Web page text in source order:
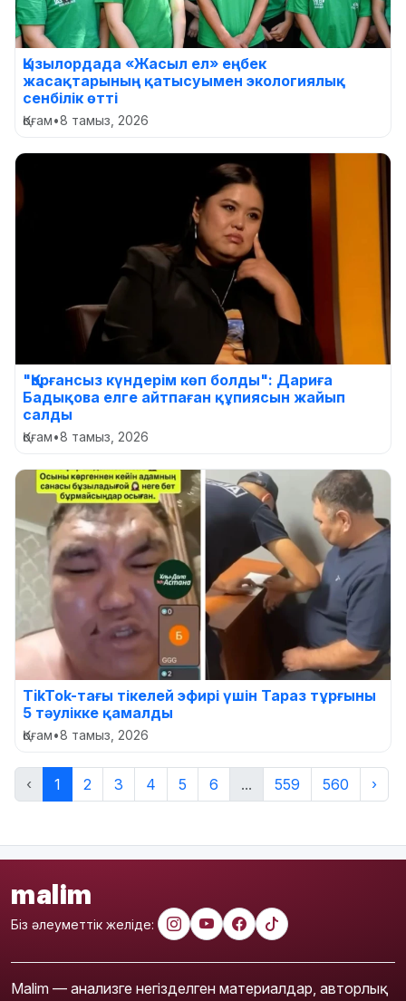
Қызылордада «Жасыл ел» еңбек
жасақтарының қатысуымен экологиялық
сенбілік өтті
Қоғам•8 тамыз, 2026
"Қорғансыз күндерім көп болды": Дариға
Бадықова елге айтпаған құпиясын жайып
салды
Қоғам•8 тамыз, 2026
TikTok-тағы тікелей эфирі үшін Тараз тұрғыны
5 тәулікке қамалды
Қоғам•8 тамыз, 2026
‹ 1 2 3 4 5 6 ... 559 560 ›
malim
Біз әлеуметтік желіде:
Malim — анализге негізделген материалдар, авторлық